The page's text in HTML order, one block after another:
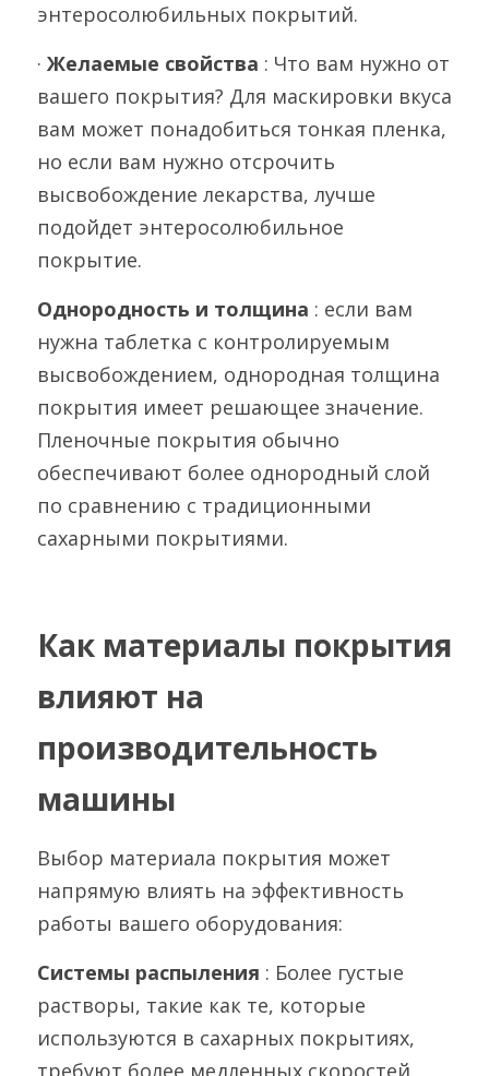
энтеросолюбильных покрытий.
· Желаемые свойства : Что вам нужно от
вашего покрытия? Для маскировки вкуса
вам может понадобиться тонкая пленка,
но если вам нужно отсрочить
высвобождение лекарства, лучше
подойдет энтеросолюбильное
покрытие.
Однородность и толщина : если вам
нужна таблетка с контролируемым
высвобождением, однородная толщина
покрытия имеет решающее значение.
Пленочные покрытия обычно
обеспечивают более однородный слой
по сравнению с традиционными
сахарными покрытиями.
Как материалы покрытия
влияют на
производительность
машины
Выбор материала покрытия может
напрямую влиять на эффективность
работы вашего оборудования:
Системы распыления : Более густые
растворы, такие как те, которые
используются в сахарных покрытиях,
требуют более медленных скоростей